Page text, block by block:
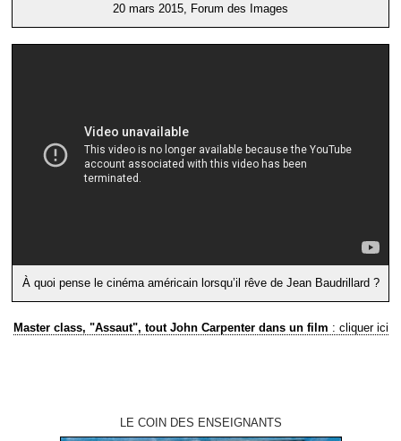
20 mars 2015, Forum des Images
À quoi pense le cinéma américain lorsqu’il rêve de Jean Baudrillard ?
Master class, "Assaut", tout John Carpenter dans un film : cliquer ici
LE COIN DES ENSEIGNANTS